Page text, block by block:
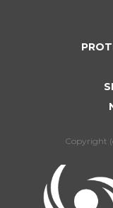
Les
Lieu de
Copyright